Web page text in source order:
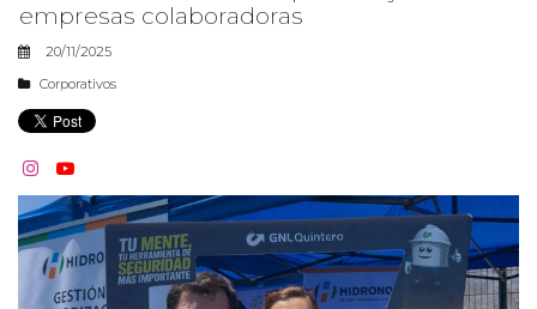
empresas colaboradoras
20/11/2025
Corporativos
 